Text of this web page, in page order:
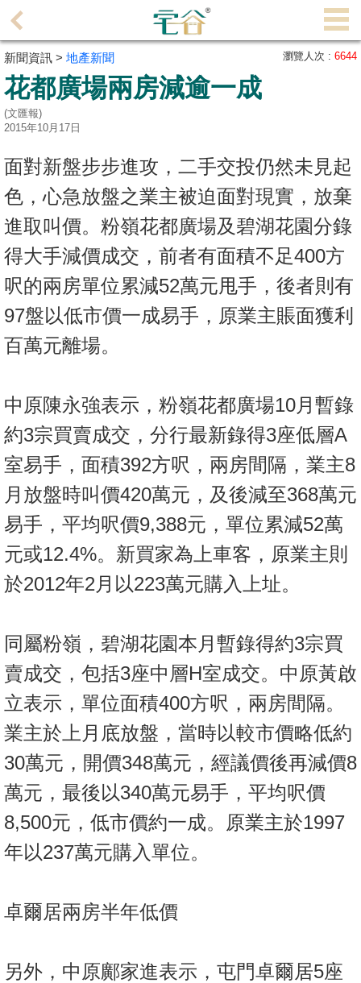
理
主
頁
搵
成
交
業
主
放
盤
宅
谷
揭
地
博
客
地
產
新
聞
數
據
公
佈
置
業
手
冊
關
於
們
新聞資訊 > 地產新聞 瀏覽人次 : 6644
花都廣場兩房減逾一成
(文匯報)
2015年10月17日
面對新盤步步進攻，二手交投仍然未見起
色，心急放盤之業主被迫面對現實，放棄
進取叫價。粉嶺花都廣場及碧湖花園分錄
得大手減價成交，前者有面積不足400方
呎的兩房單位累減52萬元甩手，後者則有
97盤以低市價一成易手，原業主賬面獲利
百萬元離場。
中原陳永強表示，粉嶺花都廣場10月暫錄
約3宗買賣成交，分行最新錄得3座低層A
室易手，面積392方呎，兩房間隔，業主8
月放盤時叫價420萬元，及後減至368萬元
易手，平均呎價9,388元，單位累減52萬
元或12.4%。新買家為上車客，原業主則
於2012年2月以223萬元購入上址。
同屬粉嶺，碧湖花園本月暫錄得約3宗買
賣成交，包括3座中層H室成交。中原黃啟
立表示，單位面積400方呎，兩房間隔。
業主於上月底放盤，當時以較市價略低約
30萬元，開價348萬元，經議價後再減價8
萬元，最後以340萬元易手，平均呎價
8,500元，低市價約一成。原業主於1997
年以237萬元購入單位。
卓爾居兩房半年低價
另外，中原鄺家進表示，屯門卓爾居5座